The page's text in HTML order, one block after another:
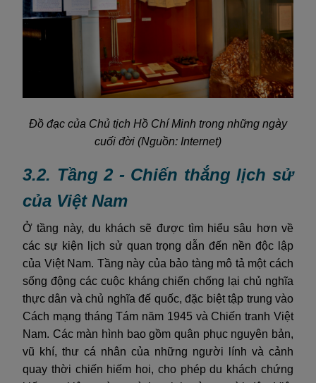
Đồ đạc của Chủ tịch Hồ Chí Minh trong những ngày
cuối đời (Nguồn: Internet)
3.2. Tầng 2 - Chiến thắng lịch sử
của Việt Nam
Ở tầng này, du khách sẽ được tìm hiểu sâu hơn về
các sự kiện lịch sử quan trọng dẫn đến nền độc lập
của Việt Nam. Tầng này của bảo tàng mô tả một cách
sống động các cuộc kháng chiến chống lại chủ nghĩa
thực dân và chủ nghĩa đế quốc, đặc biệt tập trung vào
Cách mạng tháng Tám năm 1945 và Chiến tranh Việt
Nam. Các màn hình bao gồm quân phục nguyên bản,
vũ khí, thư cá nhân của những người lính và cảnh
quay thời chiến hiếm hoi, cho phép du khách chứng